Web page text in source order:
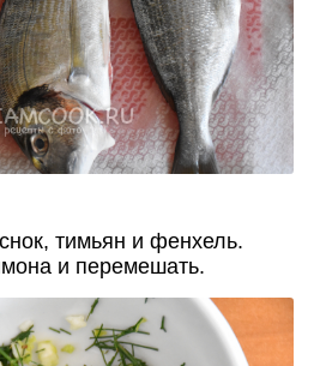
тимьян и фенхель.
и перемешать.